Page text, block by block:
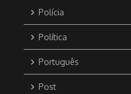
Polícia
Política
Português
Post